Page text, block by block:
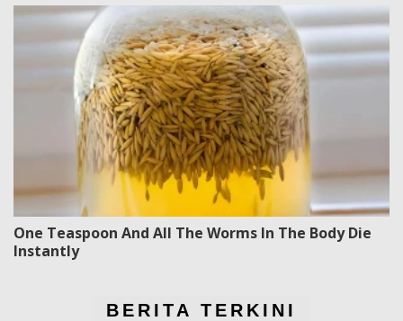
One Teaspoon And All The Worms In The Body Die
Instantly
BERITA TERKINI